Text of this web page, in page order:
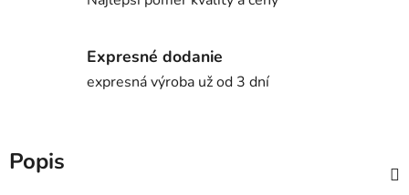
Expresné dodanie
expresná výroba už od 3 dní
Popis